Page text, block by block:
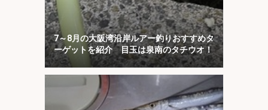
7～8月の大阪湾沿岸ルアー釣りおすすめタ
ーゲットを紹介 目玉は泉南のタチウオ！